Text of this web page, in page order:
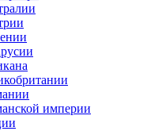
империи